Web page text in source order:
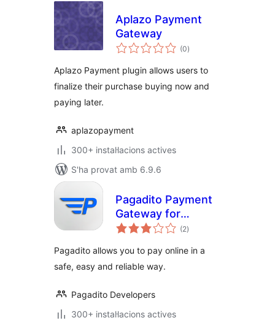
Aplazo Payment
Gateway
(0puntuacions
totals
)
Aplazo Payment plugin allows users to
finalize their purchase buying now and
paying later.
aplazopayment
300+ instal·lacions actives
S'ha provat amb 6.9.6
Pagadito Payment
Gateway for
WooCommerce
(2puntuacions
totals
)
Pagadito allows you to pay online in a
safe, easy and reliable way.
Pagadito Developers
300+ instal·lacions actives